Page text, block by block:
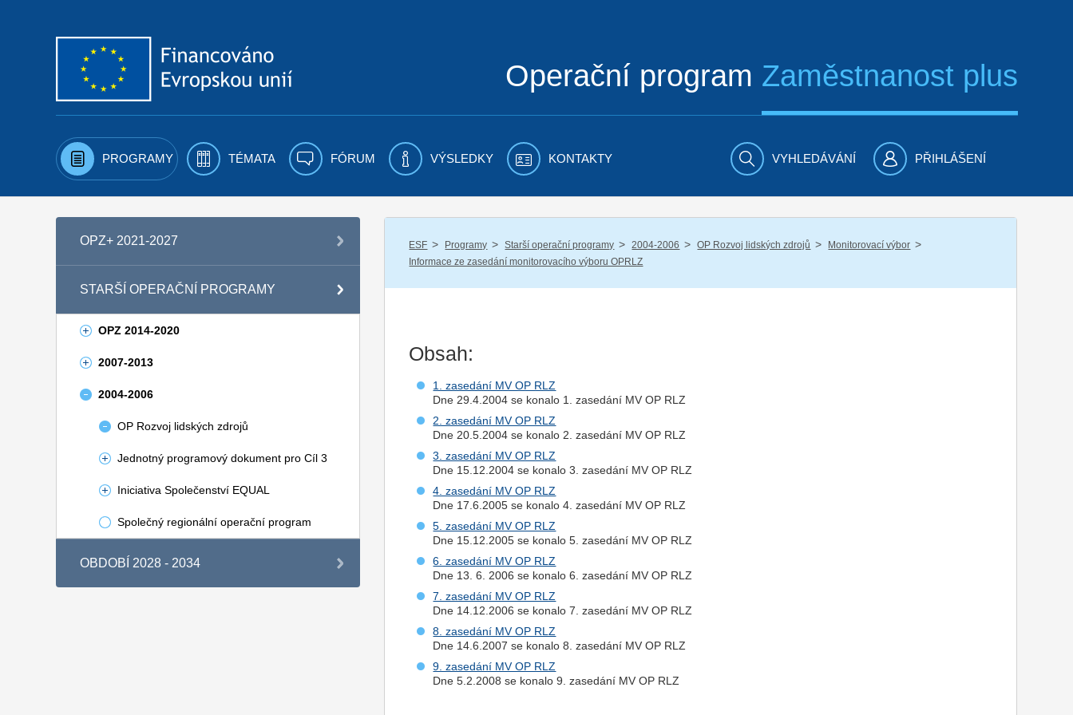
Operační program Zaměstnanost plus
PROGRAMY TÉMATA FÓRUM VÝSLEDKY KONTAKTY VYHLEDÁVÁNÍ PŘIHLÁŠENÍ
OPZ+ 2021-2027
STARŠÍ OPERAČNÍ PROGRAMY
OPZ 2014-2020
2007-2013
2004-2006
OP Rozvoj lidských zdrojů
Jednotný programový dokument pro Cíl 3
Iniciativa Společenství EQUAL
Společný regionální operační program
OBDOBÍ 2028 - 2034
ESF / Programy / Starší operační programy / 2004-2006 / OP Rozvoj lidských zdrojů / Monitorovací výbor /
Informace ze zasedání monitorovacího výboru OPRLZ
Obsah:
1. zasedání MV OP RLZ
Dne 29.4.2004 se konalo 1. zasedání MV OP RLZ
2. zasedání MV OP RLZ
Dne 20.5.2004 se konalo 2. zasedání MV OP RLZ
3. zasedání MV OP RLZ
Dne 15.12.2004 se konalo 3. zasedání MV OP RLZ
4. zasedání MV OP RLZ
Dne 17.6.2005 se konalo 4. zasedání MV OP RLZ
5. zasedání MV OP RLZ
Dne 15.12.2005 se konalo 5. zasedání MV OP RLZ
6. zasedání MV OP RLZ
Dne 13. 6. 2006 se konalo 6. zasedání MV OP RLZ
7. zasedání MV OP RLZ
Dne 14.12.2006 se konalo 7. zasedání MV OP RLZ
8. zasedání MV OP RLZ
Dne 14.6.2007 se konalo 8. zasedání MV OP RLZ
9. zasedání MV OP RLZ
Dne 5.2.2008 se konalo 9. zasedání MV OP RLZ